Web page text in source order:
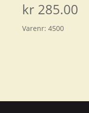
kr 285.00
Varenr: 4500